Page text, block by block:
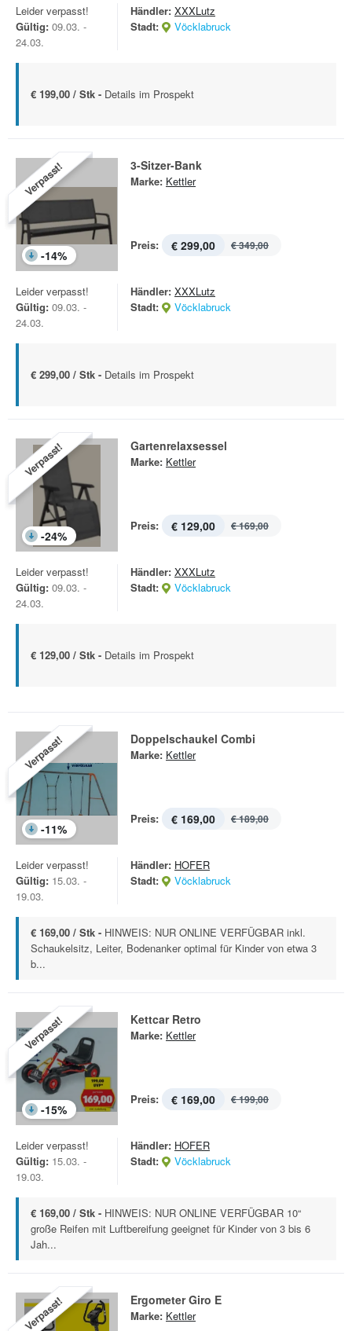
Leider verpasst!
Gültig: 09.03. -
24.03.
Händler: XXXLutz
Stadt:
Vöcklabruck
€ 199,00 / Stk - Details im Prospekt
Verpasst!
-14%
3-Sitzer-Bank
Marke: Kettler
Preis: € 299,00 € 349,00
Leider verpasst!
Gültig: 09.03. -
24.03.
Händler: XXXLutz
Stadt:
Vöcklabruck
€ 299,00 / Stk - Details im Prospekt
Verpasst!
-24%
Gartenrelaxsessel
Marke: Kettler
Preis: € 129,00 € 169,00
Leider verpasst!
Gültig: 09.03. -
24.03.
Händler: XXXLutz
Stadt:
Vöcklabruck
€ 129,00 / Stk - Details im Prospekt
Verpasst!
-11%
Doppelschaukel Combi
Marke: Kettler
Preis: € 169,00 € 189,00
Leider verpasst!
Gültig: 15.03. -
19.03.
Händler: HOFER
Stadt:
Vöcklabruck
€ 169,00 / Stk - HINWEIS: NUR ONLINE VERFÜGBAR inkl.
Schaukelsitz, Leiter, Bodenanker optimal für Kinder von etwa 3
b...
Verpasst!
-15%
Kettcar Retro
Marke: Kettler
Preis: € 169,00 € 199,00
Leider verpasst!
Gültig: 15.03. -
19.03.
Händler: HOFER
Stadt:
Vöcklabruck
€ 169,00 / Stk - HINWEIS: NUR ONLINE VERFÜGBAR 10“
große Reifen mit Luftbereifung geeignet für Kinder von 3 bis 6
Jah...
Verpasst! Ergometer Giro E
Marke: Kettler